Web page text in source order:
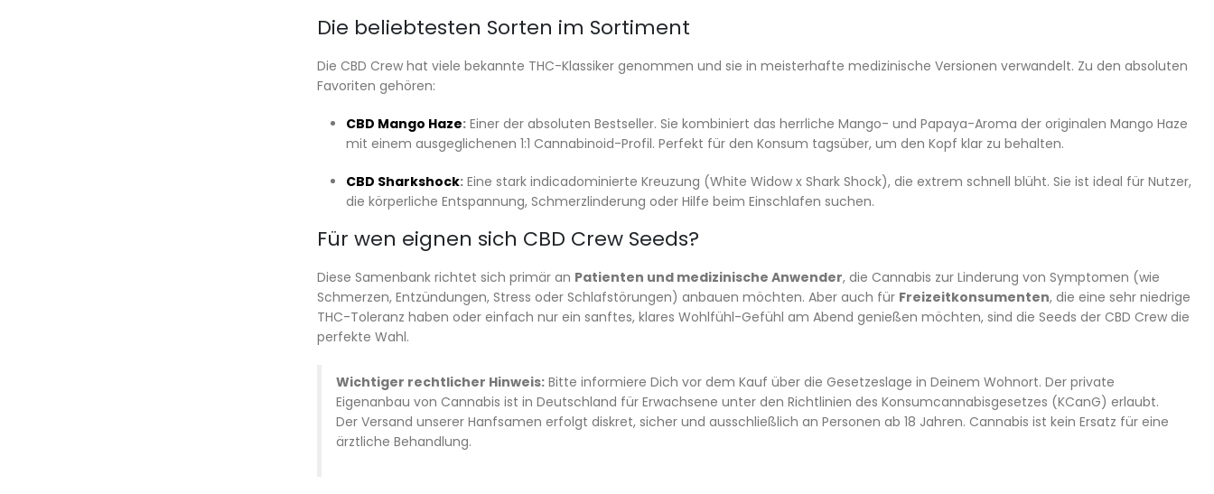
Die beliebtesten Sorten im Sortiment
Die CBD Crew hat viele bekannte THC-Klassiker genommen und sie in meisterhafte medizinische Versionen verwandelt. Zu den absoluten
Favoriten gehören:
CBD Mango Haze: Einer der absoluten Bestseller. Sie kombiniert das herrliche Mango- und Papaya-Aroma der originalen Mango Haze
mit einem ausgeglichenen 1:1 Cannabinoid-Profil. Perfekt für den Konsum tagsüber, um den Kopf klar zu behalten.
CBD Sharkshock: Eine stark indicadominierte Kreuzung (White Widow x Shark Shock), die extrem schnell blüht. Sie ist ideal für Nutzer,
die körperliche Entspannung, Schmerzlinderung oder Hilfe beim Einschlafen suchen.
Für wen eignen sich CBD Crew Seeds?
Diese Samenbank richtet sich primär an Patienten und medizinische Anwender, die Cannabis zur Linderung von Symptomen (wie
Schmerzen, Entzündungen, Stress oder Schlafstörungen) anbauen möchten. Aber auch für Freizeitkonsumenten, die eine sehr niedrige
THC-Toleranz haben oder einfach nur ein sanftes, klares Wohlfühl-Gefühl am Abend genießen möchten, sind die Seeds der CBD Crew die
perfekte Wahl.
Wichtiger rechtlicher Hinweis: Bitte informiere Dich vor dem Kauf über die Gesetzeslage in Deinem Wohnort. Der private
Eigenanbau von Cannabis ist in Deutschland für Erwachsene unter den Richtlinien des Konsumcannabisgesetzes (KCanG) erlaubt.
Der Versand unserer Hanfsamen erfolgt diskret, sicher und ausschließlich an Personen ab 18 Jahren. Cannabis ist kein Ersatz für eine
ärztliche Behandlung.